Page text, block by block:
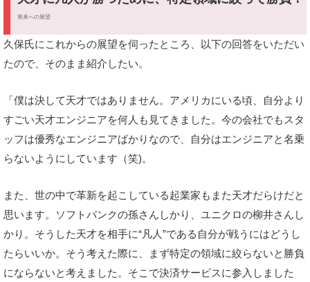
将来への展望
久保氏にこれからの展望を伺ったところ、以下の回答をいただい
たので、そのまま紹介したい。
「僕は決して天才ではありません。アメリカにいる頃、自分より
すごい天才エンジニアを何人も見てきました。今の会社でもスタ
ッフは優秀なエンジニアばかりなので、自分はエンジニアと名乗
らないようにしています（笑)。
また、世の中で革新を起こしている起業家もまた天才だらけだと
思います。ソフトバンクの孫さんしかり、ユニクロの柳井さんし
かり。そうした天才を相手に“凡人”である自分が戦うにはどうし
たらいいか。そう考えた際に、まず特定の領域に絞らないと勝負
にならないと考えました。そこで決済サービスに参入しました